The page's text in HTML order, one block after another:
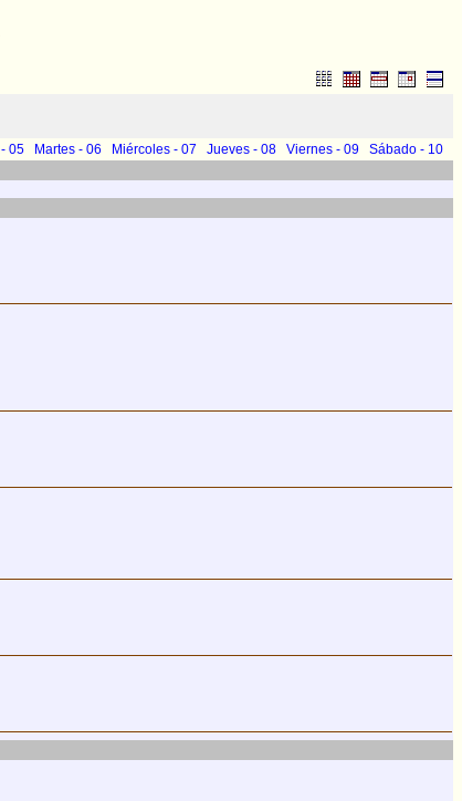
05 Martes - 06 Miércoles - 07 Jueves - 08 Viernes - 09 Sábado - 10